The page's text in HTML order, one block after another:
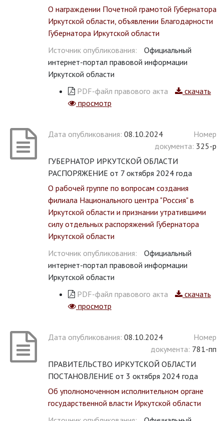
О награждении Почетной грамотой Губернатора
Иркутской области, объявлении Благодарности
Губернатора Иркутской области
Источник опубликования:
Официальный
интернет-портал правовой информации
Иркутской области
PDF-файл правового акта
скачать
просмотр
Дата опубликования: 08.10.2024
Номер
документа: 325-р
ГУБЕРНАТОР ИРКУТСКОЙ ОБЛАСТИ
РАСПОРЯЖЕНИЕ от 7 октября 2024 года
О рабочей группе по вопросам создания
филиала Национального центра "Россия" в
Иркутской области и признании утратившими
силу отдельных распоряжений Губернатора
Иркутской области
Источник опубликования:
Официальный
интернет-портал правовой информации
Иркутской области
PDF-файл правового акта
скачать
просмотр
Дата опубликования: 08.10.2024
Номер
документа: 781-пп
ПРАВИТЕЛЬСТВО ИРКУТСКОЙ ОБЛАСТИ
ПОСТАНОВЛЕНИЕ от 3 октября 2024 года
Об уполномоченном исполнительном органе
государственной власти Иркутской области